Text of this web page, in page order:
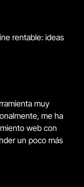
rentable: ideas
muy
me ha
web con
un poco más